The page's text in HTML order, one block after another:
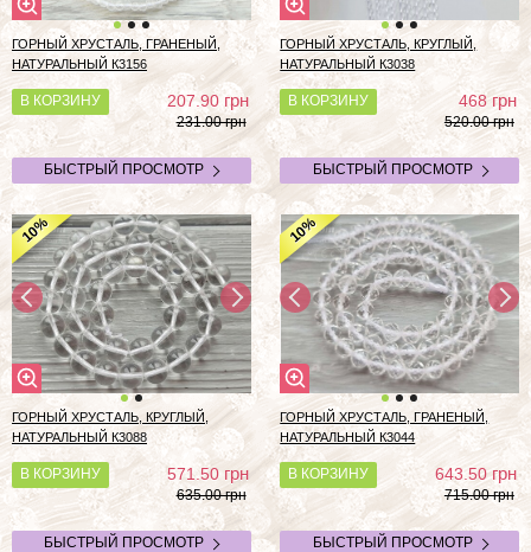
ГОРНЫЙ ХРУСТАЛЬ, ГРАНЕНЫЙ,
НАТУРАЛЬНЫЙ К3156
В КОРЗИНУ 207.90грн
231.00 грн
БЫСТРЫЙ ПРОСМОТР
ГОРНЫЙ ХРУСТАЛЬ, КРУГЛЫЙ,
НАТУРАЛЬНЫЙ К3038
В КОРЗИНУ 468грн
520.00 грн
БЫСТРЫЙ ПРОСМОТР
10%
ГОРНЫЙ ХРУСТАЛЬ, КРУГЛЫЙ,
НАТУРАЛЬНЫЙ К3088
В КОРЗИНУ 571.50грн
635.00 грн
БЫСТРЫЙ ПРОСМОТР
10%
ГОРНЫЙ ХРУСТАЛЬ, ГРАНЕНЫЙ,
НАТУРАЛЬНЫЙ К3044
В КОРЗИНУ 643.50грн
715.00 грн
БЫСТРЫЙ ПРОСМОТР